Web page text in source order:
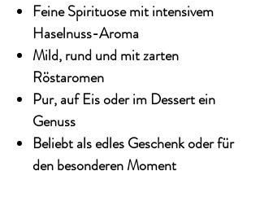
Feine Spirituose mit intensivem
Haselnuss-Aroma
Mild, rund und mit zarten
Röstaromen
Pur, auf Eis oder im Dessert ein
Genuss
Beliebt als edles Geschenk oder für
den besonderen Moment